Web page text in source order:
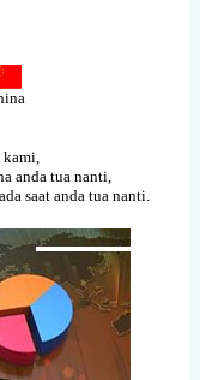
kami,
anda tua nanti,
saat anda tua nanti.